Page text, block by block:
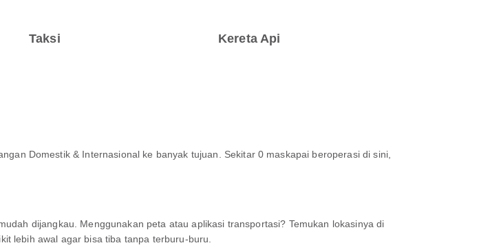
Taksi Kereta Api
Domestik & Internasional ke banyak tujuan. Sekitar 0 maskapai beroperasi di sini,
dijangkau. Menggunakan peta atau aplikasi transportasi? Temukan lokasinya di
lebih awal agar bisa tiba tanpa terburu-buru.